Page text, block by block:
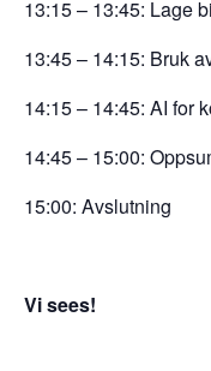
13:15 – 13:45: Lage
13:45 – 14:15: Bruk
14:15 – 14:45: AI for
14:45 – 15:00:
15:00: Avslutning
Vi sees!